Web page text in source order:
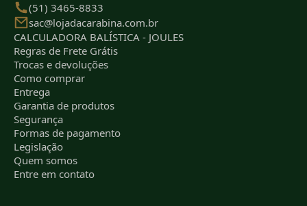
(51) 3465-8833
sac@lojadacarabina.com.br
CALCULADORA BALÍSTICA - JOULES
Regras de Frete Grátis
Trocas e devoluções
Como comprar
Entrega
Garantia de produtos
Segurança
Formas de pagamento
Legislação
Quem somos
Entre em contato